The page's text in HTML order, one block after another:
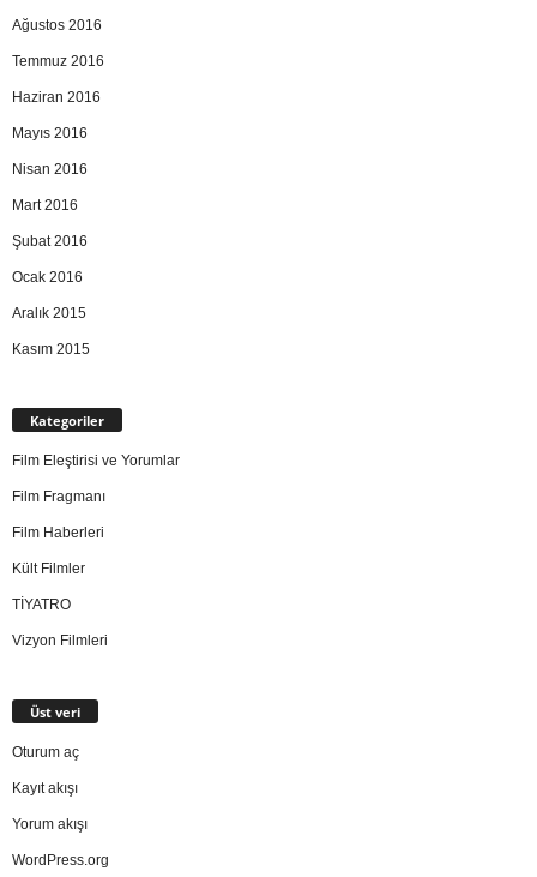
Ağustos 2016
Temmuz 2016
Haziran 2016
Mayıs 2016
Nisan 2016
Mart 2016
Şubat 2016
Ocak 2016
Aralık 2015
Kasım 2015
Kategoriler
Film Eleştirisi ve Yorumlar
Film Fragmanı
Film Haberleri
Kült Filmler
TİYATRO
Vizyon Filmleri
Üst veri
Oturum aç
Kayıt akışı
Yorum akışı
WordPress.org